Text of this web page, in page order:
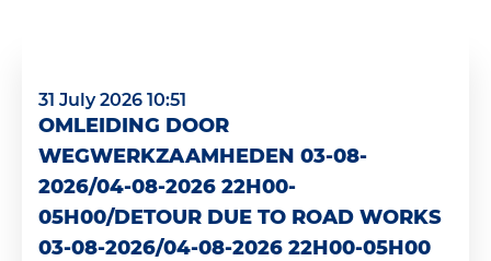
31 July 2026 10:51
OMLEIDING DOOR
WEGWERKZAAMHEDEN 03-08-
2026/04-08-2026 22H00-
05H00/DETOUR DUE TO ROAD WORKS
03-08-2026/04-08-2026 22H00-05H00